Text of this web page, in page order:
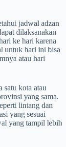
jadwal adzan
dilaksanakan
ke hari karena
untuk hari ini bisa
atau hari
satu kota atau
yang sama.
lintang dan
yang sesuai
yang tampil lebih